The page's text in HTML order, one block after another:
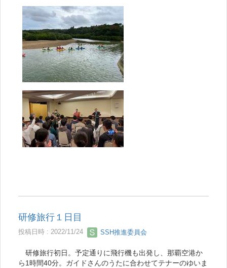
研修旅行１日目
投稿日時 : 2022/11/24 SSH推進委員会
研修旅行初日。予定通りに飛行機も出発し、那覇空港か
ら1時間40分。ガイドさんのうたに合わせてテナーのゆいま